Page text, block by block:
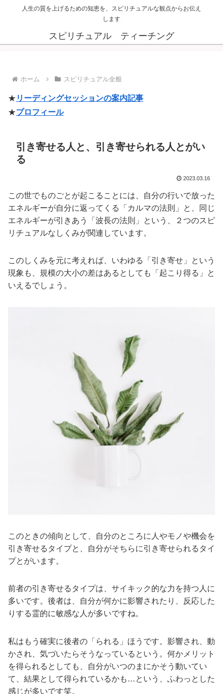
人生の質を上げるための知恵を、スピリチュアルな観点からお伝え
します
スピリチュアル ティーチング
ホーム スピリチュアル全般
★ リーディングセッションの案内記事
★プロフィール
引き寄せる人と、引き寄せられる人とがい
る
2023.03.16
この世でものごとが起こることには、自分の行いで放った
エネルギーが自分に返ってくる「カルマの法則」と、同じ
エネルギーが引きあう「波長の法則」という、２つのスピ
リチュアルなしくみが関連しています。
このしくみを元に考えれば、いわゆる「引き寄せ」という
現象も、規模の大小の差はあるとしても「起こり得る」と
いえるでしょう。
このときの傾向として、自分のところに人やモノや機会を
引き寄せるタイプと、自分がそちらに引き寄せられるタイ
プとがいます。
前者の引き寄せるタイプは、サイキック的な力を持つ人に
多いです。後者は、自分が何かに影響されたり、反応した
りする霊的に敏感な人が多いですね。
私はもう確実に後者の「られる」ほうです。影響され、動
かされ、気づいたらそうなっているという。何かメリット
を得られるとしても、自分がいつのまにかそう動いてい
て、結果として得られているかも…という、ふわっとした
感じが多いです笑。